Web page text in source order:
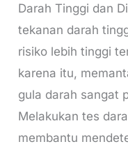
Darah Tinggi dan
tekanan darah
risiko lebih tinggi
karena itu,
gula darah sangat
Melakukan tes
membantu